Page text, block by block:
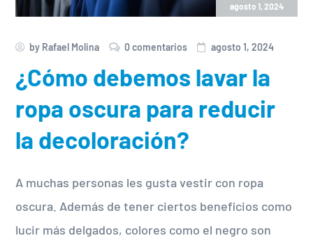
agosto 1, 2024
by Rafael Molina 0 comentarios agosto 1, 2024
¿Cómo debemos lavar la
ropa oscura para reducir
la decoloración?
A muchas personas les gusta vestir con ropa
oscura. Además de tener ciertos beneficios como
lucir más delgados, colores como el negro son